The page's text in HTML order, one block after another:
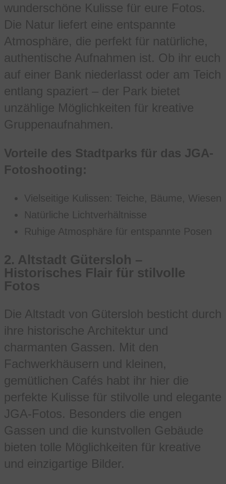
wunderschöne Kulisse für eure Fotos.
Die Natur liefert eine entspannte
Atmosphäre, die perfekt für natürliche,
authentische Aufnahmen ist. Ob ihr euch
auf einer Bank niederlasst oder am Teich
entlang spaziert – der Park bietet
unzählige Möglichkeiten für kreative
Gruppenaufnahmen.
Vorteile des Stadtparks für das JGA-
Fotoshooting:
Vielseitige Kulissen: Teiche, Bäume, Wiesen
Natürliche Lichtverhältnisse
Ruhige Atmosphäre für entspannte Posen
2. Altstadt Gütersloh –
Historisches Flair für stilvolle
Fotos
Die Altstadt von Gütersloh besticht durch
ihre historische Architektur und
charmanten Gassen. Mit den
Fachwerkhäusern und kleinen,
gemütlichen Cafés habt ihr hier die
perfekte Kulisse für stilvolle und elegante
JGA-Fotos. Besonders die engen
Gassen und die kunstvollen Gebäude
bieten tolle Möglichkeiten für kreative
und einzigartige Bilder.